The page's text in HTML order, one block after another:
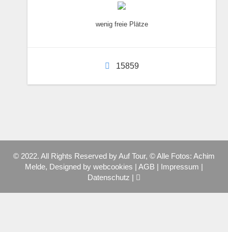
wenig freie Plätze
15859
© 2022. All Rights Reserved by Auf Tour, © Alle Fotos: Achim
Melde, Designed by webcookies | AGB | Impressum |
Datenschutz |